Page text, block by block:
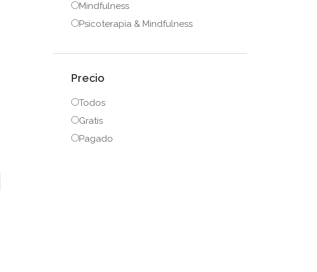
Mindfulness
Psicoterapia & Mindfulness
Precio
Todos
Gratis
Pagado